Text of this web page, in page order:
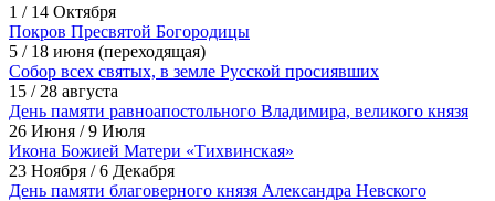
1 / 14 Октября
Покров Пресвятой Богородицы
5 / 18 июня (переходящая)
Собор всех святых, в земле Русской просиявших
15 / 28 августа
День памяти равноапостольного Владимира, великого князя
26 Июня / 9 Июля
Икона Божией Матери «Тихвинская»
23 Ноября / 6 Декабря
День памяти благоверного князя Александра Невского